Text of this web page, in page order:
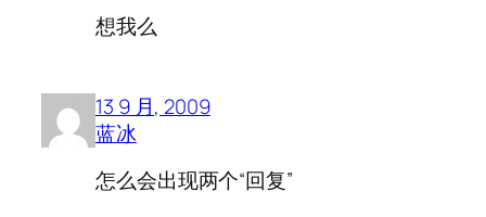
想我么
13 9 月, 2009
蓝冰
怎么会出现两个“回复”